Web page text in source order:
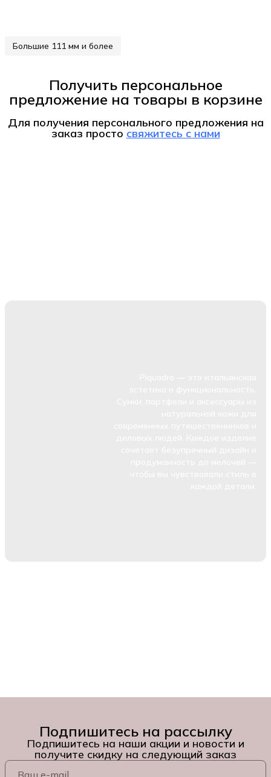
Большие 111 мм и более
Получить персональное
предложение на товары в корзине
Для получения персонального предложения на
заказ просто свяжитесь с нами
Подпишитесь на рассылку
Подпишитесь на наши акции и новости и
получите скидку на следующий заказ